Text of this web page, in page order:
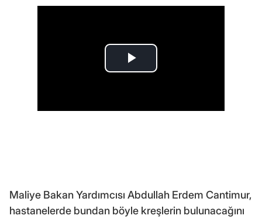
Maliye Bakan Yardımcısı Abdullah Erdem Cantimur,
hastanelerde bundan böyle kreşlerin bulunacağını